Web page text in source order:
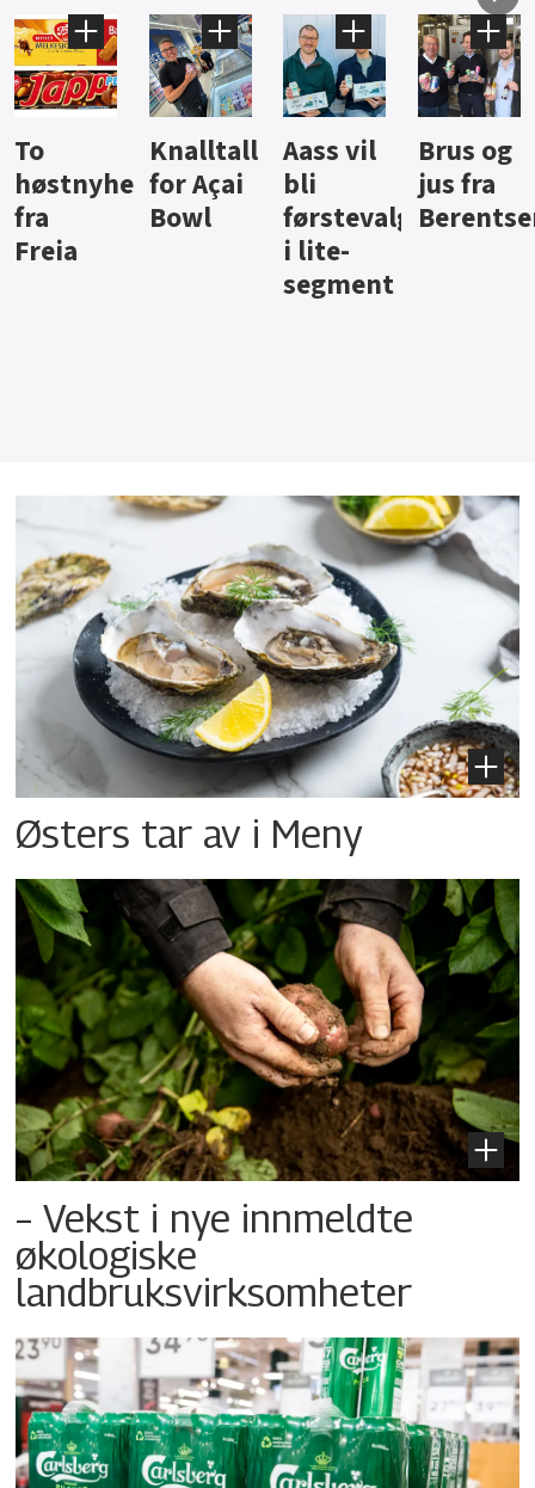
Knalltall
for Açai
Bowl
Aass vil
bli
førstevalg
Brus og
jus fra
Berentsen
Hard
iste fra
Hansa
Østers tar av i Meny
– Vekst i nye innmeldte
økologiske
landbruksvirksomheter